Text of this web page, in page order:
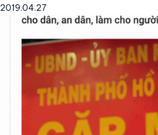
2019.04.27